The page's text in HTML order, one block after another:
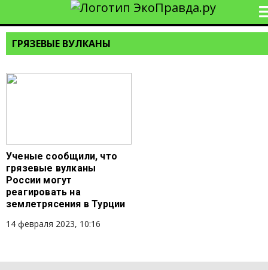
ГРЯЗЕВЫЕ ВУЛКАНЫ
Ученые сообщили, что
грязевые вулканы
России могут
реагировать на
землетрясения в Турции
14 февраля 2023, 10:16